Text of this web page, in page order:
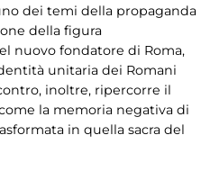
dei temi della propaganda
della figura
nuovo fondatore di Roma,
unitaria dei Romani
inoltre, ripercorre il
la memoria negativa di
in quella sacra del